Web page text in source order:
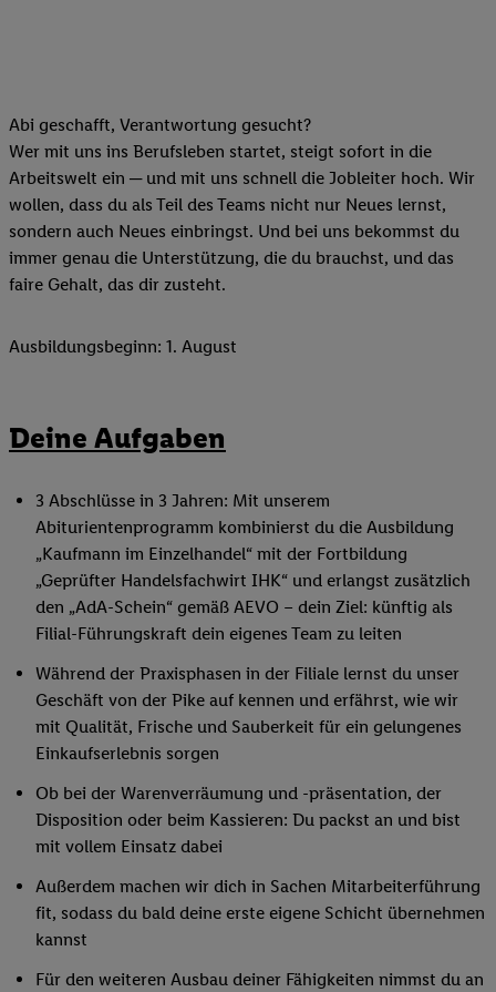
Abi geschafft, Verantwortung gesucht?
Wer mit uns ins Berufsleben startet, steigt sofort in die
Arbeitswelt ein ─ und mit uns schnell die Jobleiter hoch. Wir
wollen, dass du als Teil des Teams nicht nur Neues lernst,
sondern auch Neues einbringst. Und bei uns bekommst du
immer genau die Unterstützung, die du brauchst, und das
faire Gehalt, das dir zusteht.
Ausbildungsbeginn: 1. August
Deine Aufgaben
3 Abschlüsse in 3 Jahren: Mit unserem
Abiturientenprogramm kombinierst du die Ausbildung
„Kaufmann im Einzelhandel“ mit der Fortbildung
„Geprüfter Handelsfachwirt IHK“ und erlangst zusätzlich
den „AdA-Schein“ gemäß AEVO – dein Ziel: künftig als
Filial-Führungskraft dein eigenes Team zu leiten
Während der Praxisphasen in der Filiale lernst du unser
Geschäft von der Pike auf kennen und erfährst, wie wir
mit Qualität, Frische und Sauberkeit für ein gelungenes
Einkaufserlebnis sorgen
Ob bei der Warenverräumung und -präsentation, der
Disposition oder beim Kassieren: Du packst an und bist
mit vollem Einsatz dabei
Außerdem machen wir dich in Sachen Mitarbeiterführung
fit, sodass du bald deine erste eigene Schicht übernehmen
kannst
Für den weiteren Ausbau deiner Fähigkeiten nimmst du an